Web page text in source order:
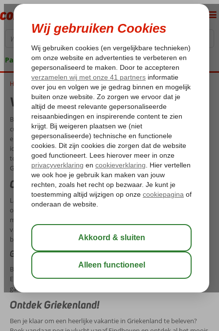
Pakketgarantie
Home Vakantie Griekenland vanaf Eindhoven
Vakantie Griekenland vanaf Eindhoven
Beleef de schoonheid van Griekenland: een land van eeuwenoude
cultuur, ongerepte stranden, verbluffende natuur en zonovergoten
eilanden met elk hun eigen unieke charme. Van fietseiland Kos,
idyllische dorpjes op Samos, de historische stad Knossos op Kreta
tot de zeldzame Caretta Caretta schildpadden op Zakynthos,
Griekenland biedt een vakantie vol ontspanning en ontdekking.
Cultuur, stranden en culinaire hoogstandjes
Laat je meeslepen door de Griekse mythologie in de oude ruïnes,
ontspan op de prachtige stranden of geniet van een traditionele
moussaka in een gezellige taverne. Griekenland is een smeltkroes
van cultuur, natuur en gastronomie waar iedere reiziger iets
bijzonders vindt.
Gemakkelijk vanaf Eindhoven naar Griekenland
Begin je Griekse avontuur met een rechtstreekse vlucht vanaf
Eindhoven. In een paar uur bevind je je in een wereld vol zon, zee en
gastvrijheid, ver weg van de dagelijkse drukte.
Ontdek Griekenland!
Ben je klaar om een heerlijke vakantie in Griekenland te beleven?